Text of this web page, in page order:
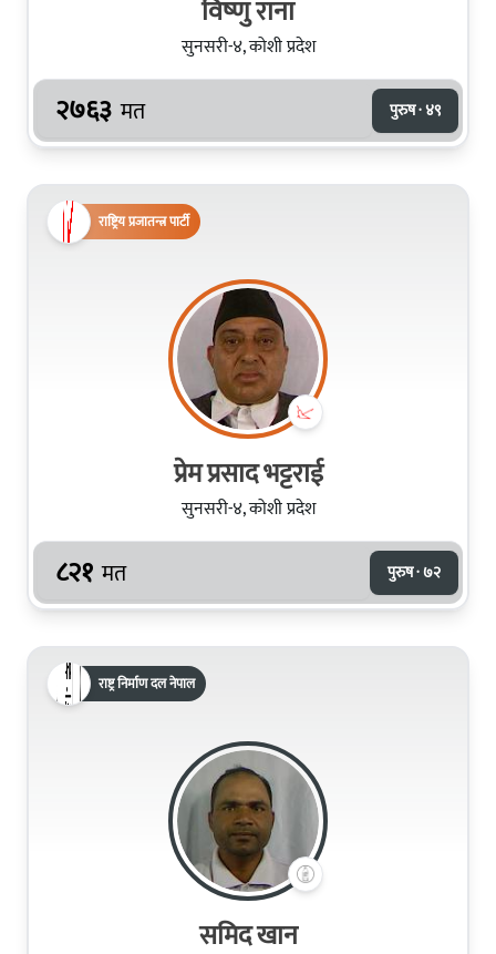
विष्‍णु राना
सुनसरी-४, कोशी प्रदेश
२७६३ मत पुरुष · ४९
राष्ट्रिय प्रजातन्त्र पार्टी
प्रेम प्रसाद भट्टराई
सुनसरी-४, कोशी प्रदेश
८२१ मत पुरुष · ७२
राष्ट्र निर्माण दल नेपाल
समिद खान